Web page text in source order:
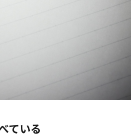
ている